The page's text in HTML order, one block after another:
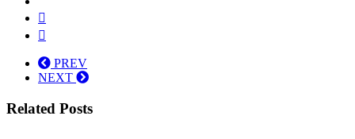
PREV
NEXT
Related Posts